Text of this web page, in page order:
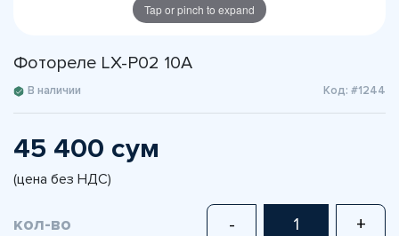
Tap or pinch to expand
Фотореле LX-P02 10A
В наличии Код: #1244
45 400 сум
(цена без НДС)
кол-во - +